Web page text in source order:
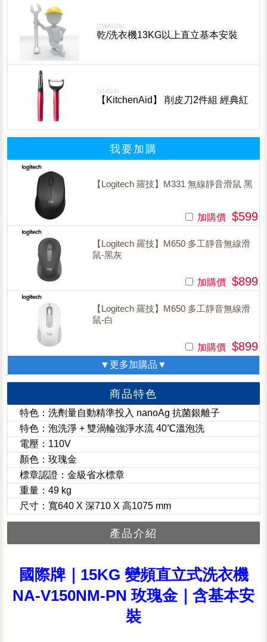
(TWA006)
乾/洗衣機13KG以上直立基本安裝
(VU016)
【KitchenAid】 削皮刀2件組 經典紅
我要加購
【Logitech 羅技】M331 無線靜音滑鼠 黑
加購價 $599
【Logitech 羅技】M650 多工靜音無線滑
鼠-黑灰
加購價 $899
【Logitech 羅技】M650 多工靜音無線滑
鼠-白
加購價 $899
▼更多加購品▼
商品特色
特色：洗劑量自動精準投入 nanoAg 抗菌銀離子
特色：泡洗淨 + 雙渦輪強淨水流 40℃溫泡洗
電壓：110V
顏色：玫瑰金
標章認證：金級省水標章
重量：49 kg
尺寸：寬640 X 深710 X 高1075 mm
產品介紹
國際牌｜15KG 變頻直立式洗衣機
NA-V150NM-PN 玫瑰金｜含基本安
裝